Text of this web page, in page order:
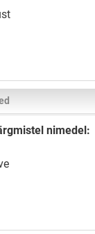
nimedel: